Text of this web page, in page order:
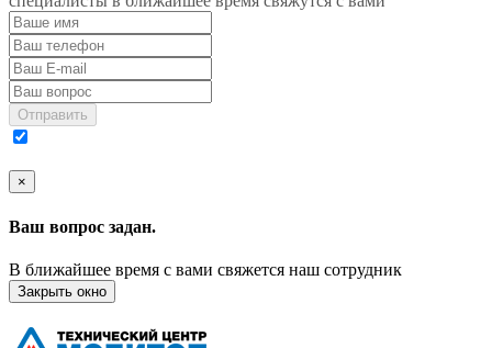
Отправить
×
Ваш вопрос задан.
В ближайшее время с вами свяжется наш сотрудник
Закрыть окно